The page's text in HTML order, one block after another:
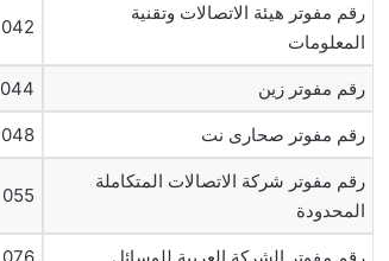
رقم مفوتر هيئة الاتصالات وتقنية
المعلومات
042
رقم مفوتر زين 044
رقم مفوتر صحارى نت 048
رقم مفوتر شركة الاتصالات المتكاملة
المحدودة
055